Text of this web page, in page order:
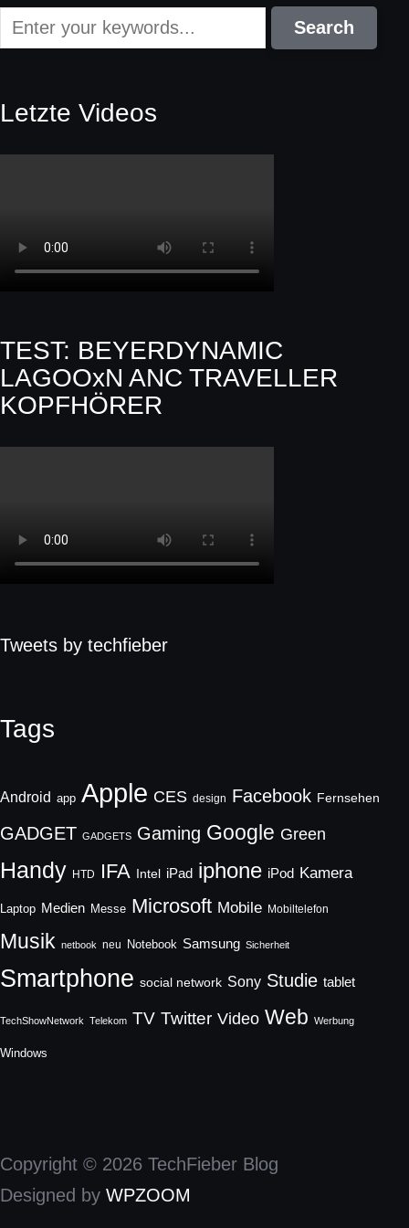
Letzte Videos
TEST: BEYERDYNAMIC
LAGOOxN ANC TRAVELLER
KOPFHÖRER
Tweets by techfieber
Tags
Android app Apple CES design Facebook Fernsehen
GADGET GADGETS Gaming Google Green
Handy HTD IFA Intel iPad iphone iPod Kamera
Laptop Medien Messe Microsoft Mobile Mobiltelefon
Musik netbook neu Notebook Samsung Sicherheit
Smartphone social network Sony Studie tablet
TechShowNetwork Telekom TV Twitter Video Web Werbung
Windows
Copyright © 2026 TechFieber Blog
Designed by WPZOOM